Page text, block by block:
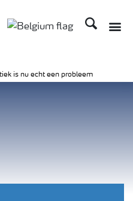
Zoek op
is nu echt een probleem